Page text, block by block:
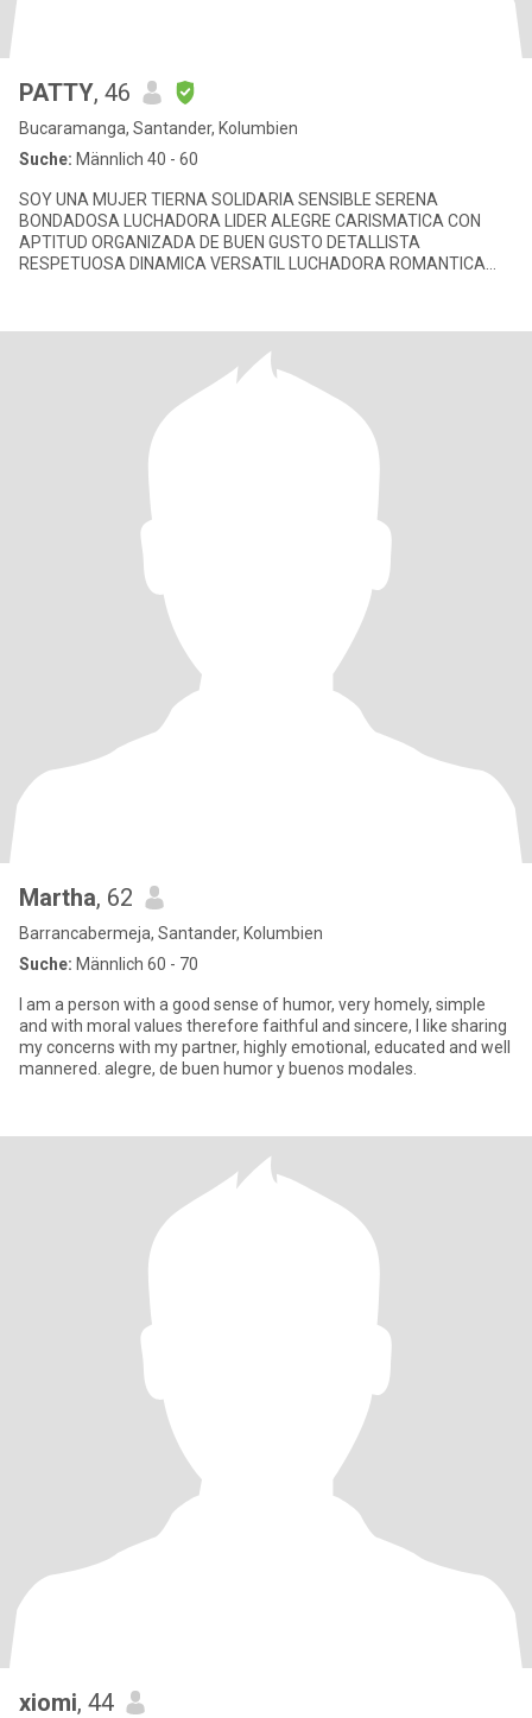
PATTY, 46
Bucaramanga, Santander, Kolumbien
Suche: Männlich 40 - 60
SOY UNA MUJER TIERNA SOLIDARIA SENSIBLE SERENA
BONDADOSA LUCHADORA LIDER ALEGRE CARISMATICA CON
APTITUD ORGANIZADA DE BUEN GUSTO DETALLISTA
RESPETUOSA DINAMICA VERSATIL LUCHADORA ROMANTICA
Martha, 62
Barrancabermeja, Santander, Kolumbien
Suche: Männlich 60 - 70
I am a person with a good sense of humor, very homely, simple
and with moral values therefore faithful and sincere, I like sharing
my concerns with my partner, highly emotional, educated and well
mannered. alegre, de buen humor y buenos modales.
xiomi, 44